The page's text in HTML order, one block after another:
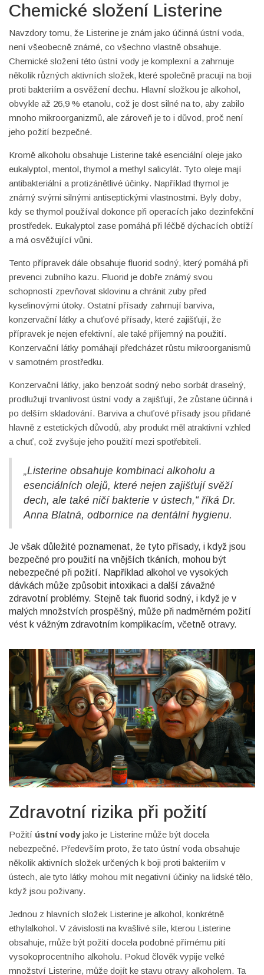
Chemické složení Listerine
Navzdory tomu, že Listerine je znám jako účinná ústní voda,
není všeobecně známé, co všechno vlastně obsahuje.
Chemické složení této ústní vody je komplexní a zahrnuje
několik různých aktivních složek, které společně pracují na boji
proti bakteriím a osvěžení dechu. Hlavní složkou je alkohol,
obvykle až 26,9 % etanolu, což je dost silné na to, aby zabilo
mnoho mikroorganizmů, ale zároveň je to i důvod, proč není
jeho požití bezpečné.
Kromě alkoholu obsahuje Listerine také esenciální oleje jako
eukalyptol, mentol, thymol a methyl salicylát. Tyto oleje mají
antibakteriální a protizánětlivé účinky. Například thymol je
známý svými silnými antiseptickými vlastnostmi. Byly doby,
kdy se thymol používal dokonce při operacích jako dezinfekční
prostředek. Eukalyptol zase pomáhá při léčbě dýchacích obtíží
a má osvěžující vůni.
Tento přípravek dále obsahuje fluorid sodný, který pomáhá při
prevenci zubního kazu. Fluorid je dobře známý svou
schopností zpevňovat sklovinu a chránit zuby před
kyselinovými útoky. Ostatní přísady zahrnují barviva,
konzervační látky a chuťové přísady, které zajišťují, že
přípravek je nejen efektivní, ale také příjemný na použití.
Konzervační látky pomáhají předcházet růstu mikroorganismů
v samotném prostředku.
Konzervační látky, jako benzoát sodný nebo sorbát draselný,
prodlužují trvanlivost ústní vody a zajišťují, že zůstane účinná i
po delším skladování. Barviva a chuťové přísady jsou přidané
hlavně z estetických důvodů, aby produkt měl atraktivní vzhled
a chuť, což zvyšuje jeho použití mezi spotřebiteli.
„Listerine obsahuje kombinaci alkoholu a
esenciálních olejů, které nejen zajišťují svěží
dech, ale také ničí bakterie v ústech,“ říká Dr.
Anna Blatná, odbornice na dentální hygienu.
Je však důležité poznamenat, že tyto přísady, i když jsou
bezpečné pro použití na vnějších tkáních, mohou být
nebezpečné při požití. Například alkohol ve vysokých
dávkách může způsobit intoxikaci a další závažné
zdravotní problémy. Stejně tak fluorid sodný, i když je v
malých množstvích prospěšný, může při nadměrném požití
vést k vážným zdravotním komplikacím, včetně otravy.
Zdravotní rizika při požití
Požití ústní vodyjako je Listerine může být docela
nebezpečné. Především proto, že tato ústní voda obsahuje
několik aktivních složek určených k boji proti bakteriím v
ústech, ale tyto látky mohou mít negativní účinky na lidské tělo,
když jsou poživany.
Jednou z hlavních složek Listerine je alkohol, konkrétně
ethylalkohol. V závislosti na kvašlivé síle, kterou Listerine
obsahuje, může být požití docela podobné přímému pití
vysokoprocentního alkoholu. Pokud člověk vypije velké
množství Listerine, může dojít ke stavu otravy alkoholem. Ta